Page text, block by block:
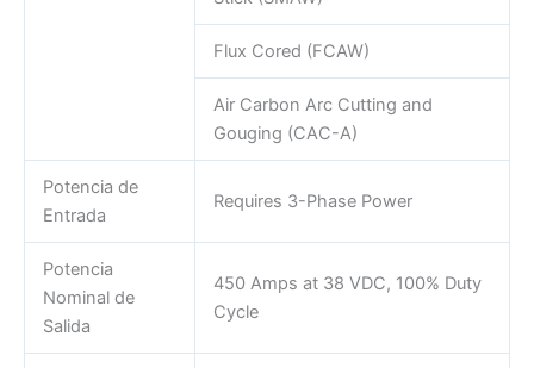
Flux Cored (FCAW)
Air Carbon Arc Cutting and
Gouging (CAC-A)
Potencia de
Entrada
Requires 3-Phase Power
Potencia
Nominal de
Salida
450 Amps at 38 VDC, 100% Duty
Cycle